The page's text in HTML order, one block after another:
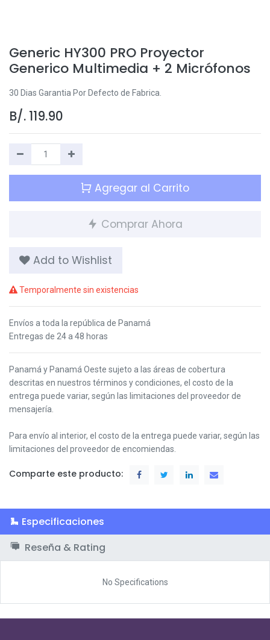
Generic HY300 PRO Proyector
Generico Multimedia + 2 Micrófonos
30 Dias Garantia Por Defecto de Fabrica.
B/. 119.90
Agregar al Carrito
Comprar Ahora
Add to Wishlist
Temporalmente sin existencias
Envíos a toda la república de Panamá
Entregas de 24 a 48 horas
Panamá y Panamá Oeste sujeto a las áreas de cobertura
descritas en nuestros términos y condiciones, el costo de la
entrega puede variar, según las limitaciones del proveedor de
mensajería.
Para envío al interior, el costo de la entrega puede variar, según las
limitaciones del proveedor de encomiendas.
Comparte este producto:
Especificaciones
Reseña & Rating
No Specifications